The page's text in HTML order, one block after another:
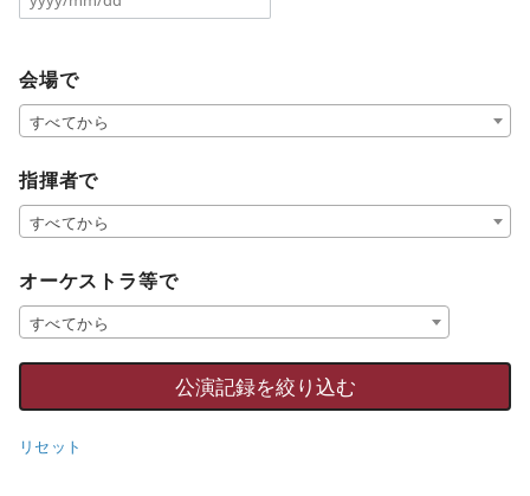
会場で
すべてから
指揮者で
すべてから
オーケストラ等で
すべてから
リセット